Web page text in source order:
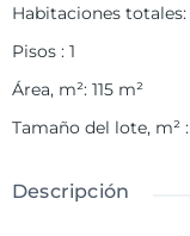
Habitaciones totales:
Pisos : 1
Área, m²: 115 m²
Tamaño del lote, m² :
Descripción